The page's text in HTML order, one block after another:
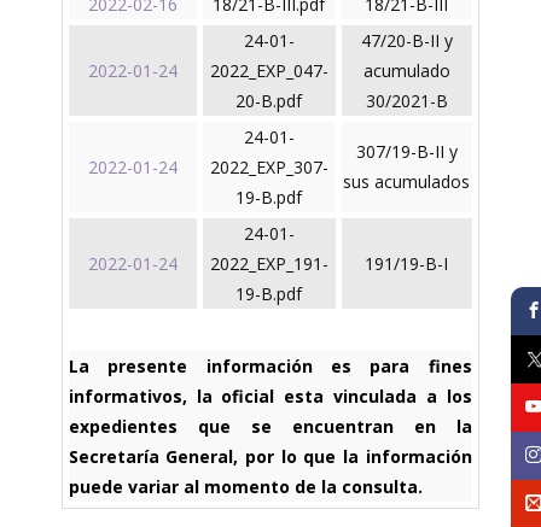
2022-01-24
24-01-
2022_EXP_047-
20-B.pdf
47/20-B-II y
acumulado
30/2021-B
2022-01-24
24-01-
2022_EXP_307-
19-B.pdf
307/19-B-II y
sus acumulados
2022-01-24
24-01-
2022_EXP_191-
19-B.pdf
191/19-B-I
La presente información es para fines
informativos, la oficial esta vinculada a los
expedientes que se encuentran en la
Secretaría General, por lo que la información
puede variar al momento de la consulta.